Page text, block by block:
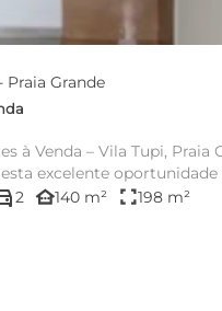
Casa em Vila Tupi - Praia Grande
à Venda – Vila Tupi, Praia
2 other_houses140 m² fullscreen198 m²